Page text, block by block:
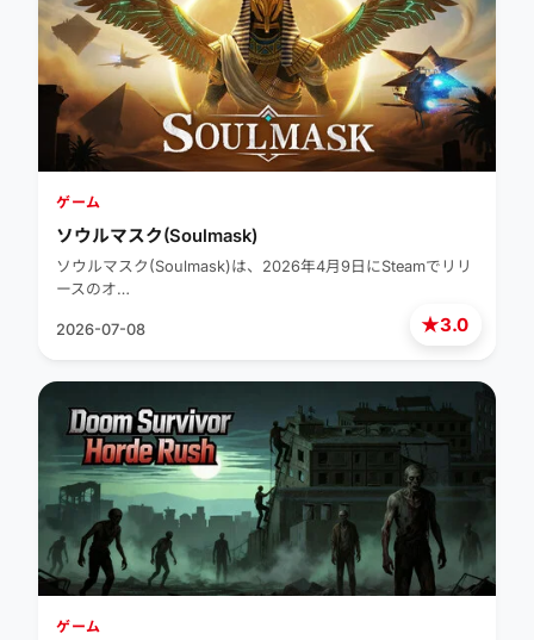
★3.0
ゲーム
ソウルマスク(Soulmask)
ソウルマスク(Soulmask)は、2026年4月9日にSteamでリリ
ースのオ…
2026-07-08
ゲーム